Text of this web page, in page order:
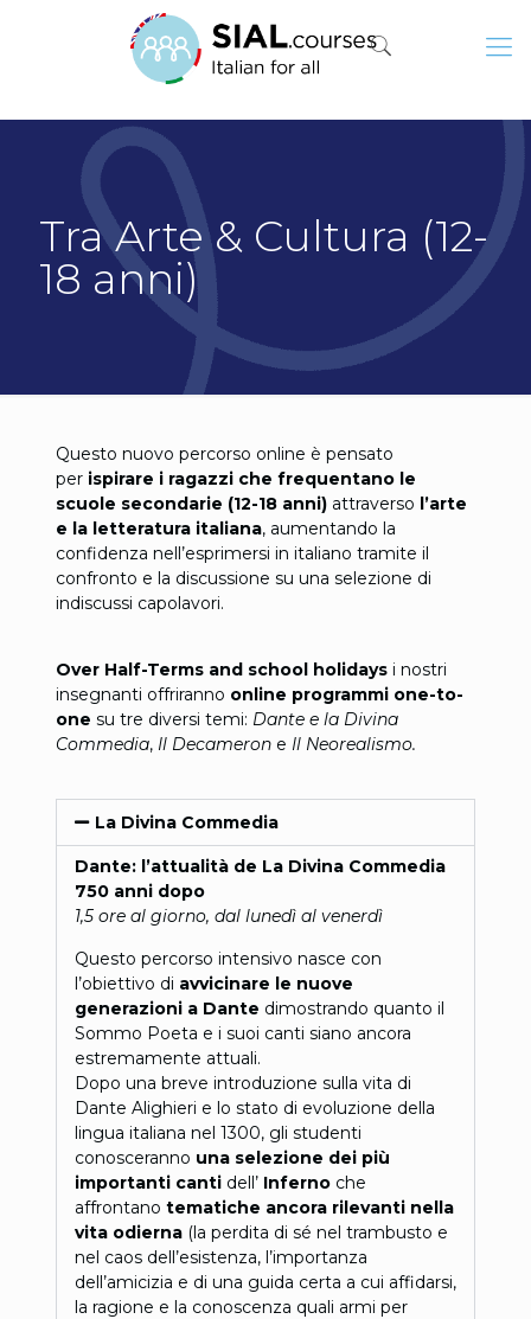
Tra Arte & Cultura (12-
18 anni)
Questo nuovo percorso online è pensato
per ispirare i ragazzi che frequentano le
scuole secondarie (12-18 anni)attraverso l’arte
e la letteratura italiana, aumentando la
confidenza nell’esprimersi in italiano tramite il
confronto e la discussione su una selezione di
indiscussi capolavori.
Over Half-Terms and school holidays i nostri
insegnanti offriranno online programmi one-to-
one su tre diversi temi: Dante e la Divina
Commedia, Il Decamerone Il Neorealismo.
La Divina Commedia
Dante: l’attualità de La Divina Commedia
750 anni dopo
1,5 ore al giorno, dal lunedì al venerdì
Questo percorso intensivo nasce con
l’obiettivo di avvicinare le nuove
generazioni a Dante dimostrando quanto il
Sommo Poeta e i suoi canti siano ancora
estremamente attuali.
Dopo una breve introduzione sulla vita di
Dante Alighieri e lo stato di evoluzione della
lingua italiana nel 1300, gli studenti
conosceranno una selezione dei più
importanti cantidell’ Infernoche
affrontano tematiche ancora rilevanti nella
vita odierna(la perdita di sé nel trambusto e
nel caos dell’esistenza, l’importanza
dell’amicizia e di una guida certa a cui affidarsi,
la ragione e la conoscenza quali armi per